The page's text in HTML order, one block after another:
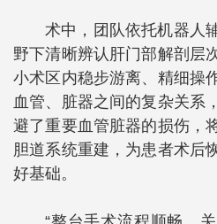
术中，团队依托机器人
野下清晰辨认肝门部解剖层
小术区内稳步游离、精细操
血管、脏器之间的复杂关系
避了重要血管脏器的损伤，
胆道系统重建，为患者术后
好基础。